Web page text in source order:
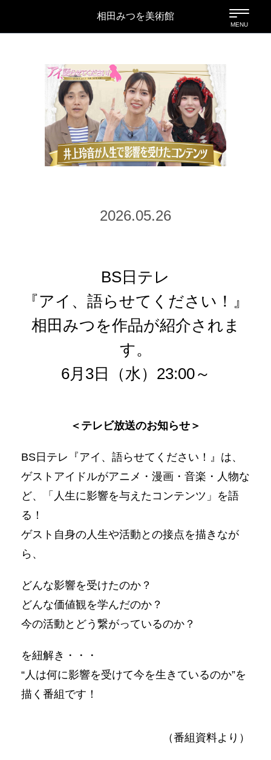
相田みつを美術館
2026.05.26
BS日テレ
『アイ、語らせてください！』
相田みつを作品が紹介されま
す。
6月3日（水）23:00～
＜テレビ放送のお知らせ＞
BS日テレ『アイ、語らせてください！』は、
ゲストアイドルがアニメ・漫画・音楽・人物な
ど、「人生に影響を与えたコンテンツ」を語
る！
ゲスト自身の人生や活動との接点を描きなが
ら、
どんな影響を受けたのか？
どんな価値観を学んだのか？
今の活動とどう繋がっているのか？
を紐解き・・・
“人は何に影響を受けて今を生きているのか”を
描く番組です！
（番組資料より）